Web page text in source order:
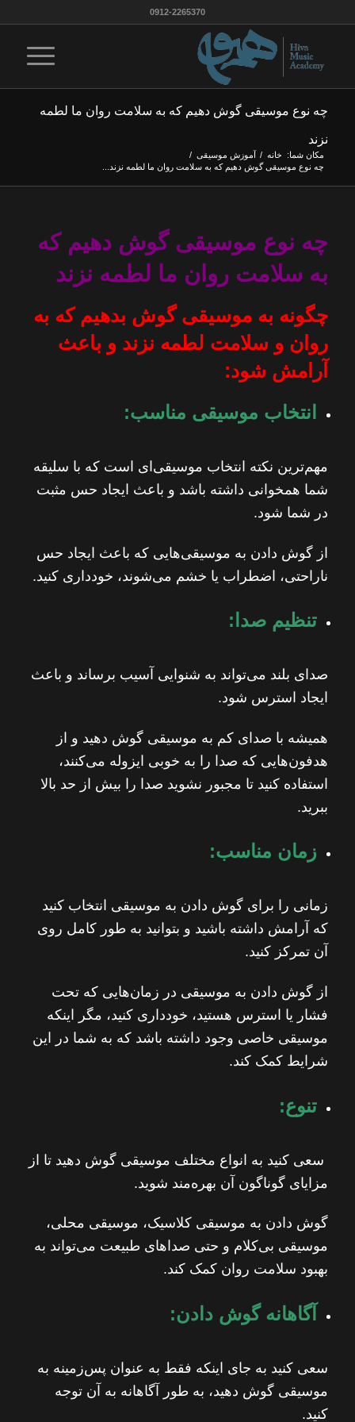
0912-2265370
چه نوع موسیقی گوش دهیم که به سلامت روان ما لطمه
نزند
مکان شما: خانه / آموزش موسيقى /
چه نوع موسیقی گوش دهیم که به سلامت روان ما لطمه نزند...
چه نوع موسیقی گوش دهیم که
به سلامت روان ما لطمه نزند
چگونه به موسیقی گوش بدهیم که به
روان و سلامت لطمه نزند و باعث
آرامش شود:
انتخاب موسیقی مناسب:
مهم‌ترین نکته انتخاب موسیقی‌ای است که با سلیقه
شما همخوانی داشته باشد و باعث ایجاد حس مثبت
در شما شود.
از گوش دادن به موسیقی‌هایی که باعث ایجاد حس
ناراحتی، اضطراب یا خشم می‌شوند، خودداری کنید.
تنظیم صدا:
صدای بلند می‌تواند به شنوایی آسیب برساند و باعث
ایجاد استرس شود.
همیشه با صدای کم به موسیقی گوش دهید و از
هدفون‌هایی که صدا را به خوبی ایزوله می‌کنند،
استفاده کنید تا مجبور نشوید صدا را بیش از حد بالا
ببرید.
زمان مناسب:
زمانی را برای گوش دادن به موسیقی انتخاب کنید
که آرامش داشته باشید و بتوانید به طور کامل روی
آن تمرکز کنید.
از گوش دادن به موسیقی در زمان‌هایی که تحت
فشار یا استرس هستید، خودداری کنید، مگر اینکه
موسیقی خاصی وجود داشته باشد که به شما در این
شرایط کمک کند.
تنوع:
سعی کنید به انواع مختلف موسیقی گوش دهید تا از
مزایای گوناگون آن بهره‌مند شوید.
گوش دادن به موسیقی کلاسیک، موسیقی محلی،
موسیقی بی‌کلام و حتی صداهای طبیعت می‌تواند به
بهبود سلامت روان کمک کند.
آگاهانه گوش دادن:
سعی کنید به جای اینکه فقط به عنوان پس‌زمینه به
موسیقی گوش دهید، به طور آگاهانه به آن توجه
کنید.